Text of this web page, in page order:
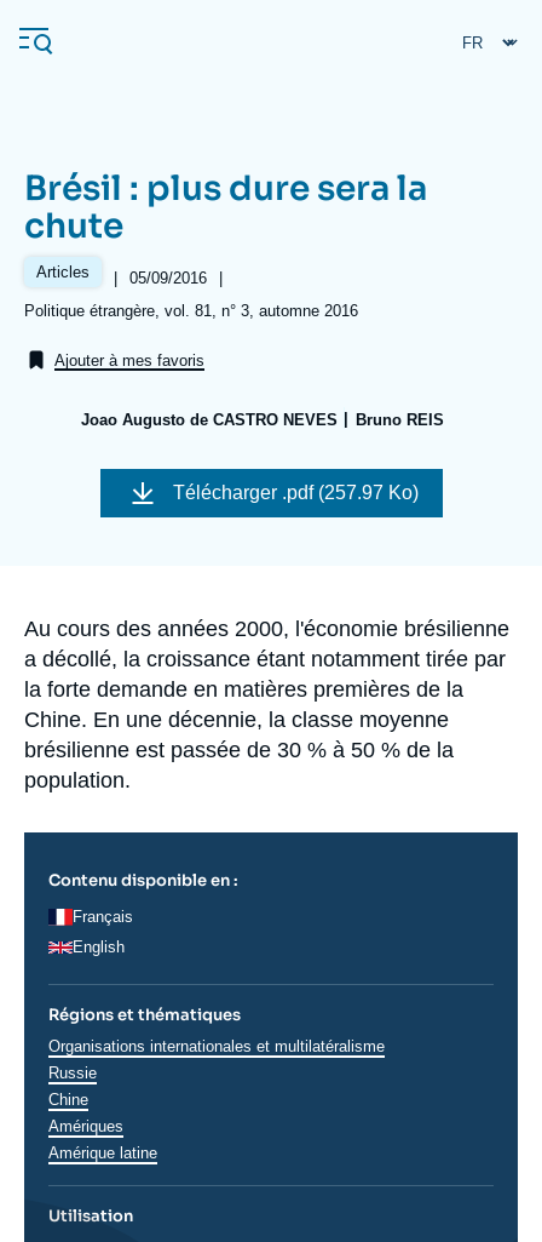
au
contenu
Navigation
principale
L'Ifri
Analyses
Événements
L'Ifri en bref Proche-Orient
Brésil : plus dure sera la
chute
Articles |
Date
de
publication
05/09/2016
|
Références
Politique étrangère, vol. 81, n° 3, automne 2016
Ajouter à mes favoris
Joao Augusto de CASTRO NEVES Bruno REIS
Image
couverture
Télécharger .pdf (257.97 Ko)
Accroche
Au cours des années 2000, l'économie brésilienne
a décollé, la croissance étant notamment tirée par
la forte demande en matières premières de la
Chine. En une décennie, la classe moyenne
brésilienne est passée de 30 % à 50 % de la
population.
Contenu disponible en :
Français
English
Régions et thématiques
Thématiques
analyses
Organisations internationales et multilatéralisme
Russie
Chine
Régions
Amériques
Amérique latine
Utilisation